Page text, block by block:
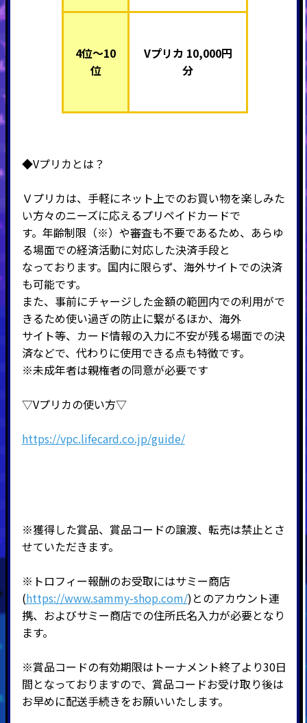
4位～10
位
Vプリカ 10,000円
分
◆Vプリカとは？
Ｖプリカは、手軽にネット上でのお買い物を楽しみた
い方々のニーズに応えるプリペイドカードで
す。年齢制限（※）や審査も不要であるため、あらゆ
る場面での経済活動に対応した決済手段と
なっております。国内に限らず、海外サイトでの決済
も可能です。
また、事前にチャージした金額の範囲内での利用がで
きるため使い過ぎの防止に繋がるほか、海外
サイト等、カード情報の入力に不安が残る場面での決
済などで、代わりに使用できる点も特徴です。
※未成年者は親権者の同意が必要です
▽Vプリカの使い方▽
https://vpc.lifecard.co.jp/guide/
※獲得した賞品、賞品コードの譲渡、転売は禁止とさ
せていただきます。
※トロフィー報酬のお受取にはサミー商店
(https://www.sammy-shop.com/)とのアカウント連
携、およびサミー商店での住所氏名入力が必要となり
ます。
※賞品コードの有効期限はトーナメント終了より30日
間となっておりますので、賞品コードお受け取り後は
お早めに配送手続きをお願いいたします。